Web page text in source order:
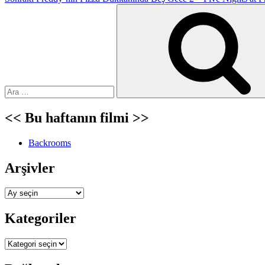
<< Bu haftanın filmi >>
Backrooms
Arşivler
Arşivler
Kategoriler
Kategoriler